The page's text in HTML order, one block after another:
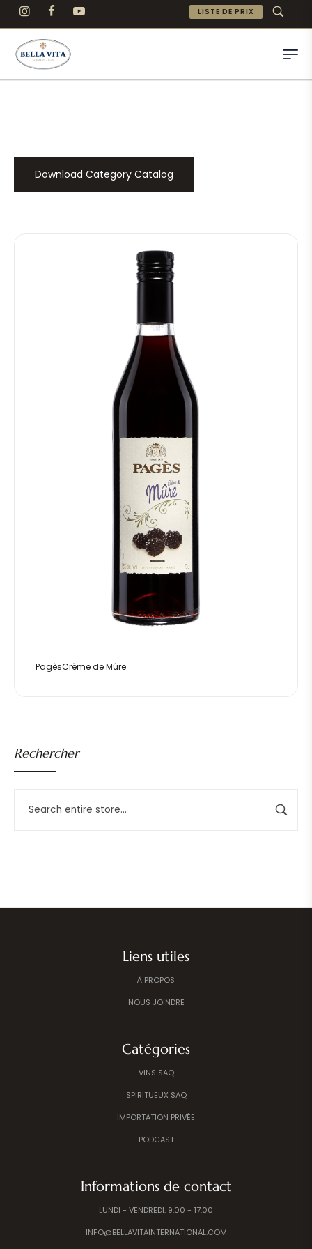
LISTE DE PRIX
Rechercher
Download Category Catalog
PagèsCrème de Mûre
Liens utiles
À PROPOS
NOUS JOINDRE
Catégories
VINS SAQ
SPIRITUEUX SAQ
IMPORTATION PRIVÉE
PODCAST
Informations de contact
LUNDI - VENDREDI: 9:00 - 17:00
INFO@BELLAVITAINTERNATIONAL.COM